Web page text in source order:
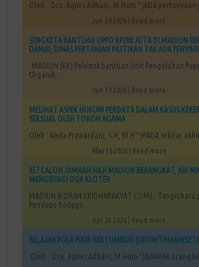
Oleh : Dra. Agnes Adhani, M.Hum *)ADA pertanyaan
Jun 30 2026 | Read more
SENGKETA BANTUAN UPPO RP200 JUTA DI MADIUN
DAMAI, DINAS PERTANIAN PASTIKAN TAK ADA
MADIUN (KR) Polemik bantuan Unit Pengolahan
Organik...
Jun 19 2026 | Read more
MELIHAT ASPEK HUKUM PERDATA DALAM KASUS
SEKSUAL OLEH TOKOH AGAMA
Oleh : Anita Prawardani, S.H, M.H *)PADA sekitar akhir
May 16 2026 | Read more
457 CALON JAMAAH HAJI MADIUN BERANGKAT, AIR
MENGIRINGI DUA KLOTER
MADIUN (KORAN KRIDHARAKYAT.COM) - Tangis haru
Pendopo Ronggo...
Apr 28 2026 | Read more
BELAJAR POLA PIKIR BERTUMBUH
Oleh : Dra. Agnes Adhani, M.Hum *)BANYAK orang